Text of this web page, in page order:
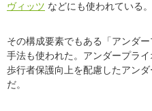
ヴィッツ などにも使われている。
その構成要素でもある「アンダ
手法も使われた。アンダープラ
歩行者保護向上を配慮したアン
だ。